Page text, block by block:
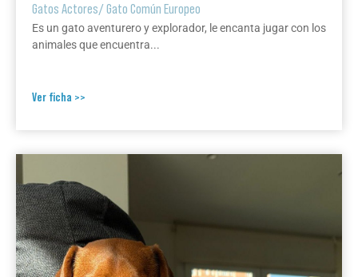
Gatos Actores/Gato Común Europeo
Es un gato aventurero y explorador, le encanta jugar con los
animales que encuentra...
Ver ficha >>